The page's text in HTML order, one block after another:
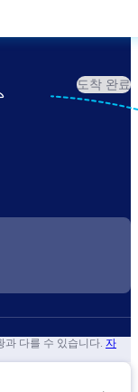
도착 완료
과 다를 수 있습니다. 자